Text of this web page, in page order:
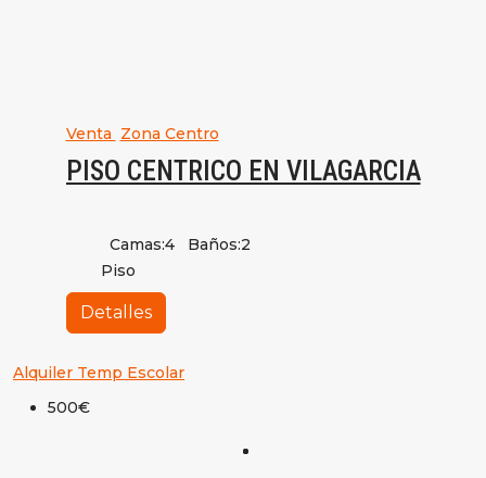
Venta Zona Centro
PISO CENTRICO EN VILAGARCIA
Camas:4 Baños:2
Piso
Detalles
Alquiler Temp Escolar
500€